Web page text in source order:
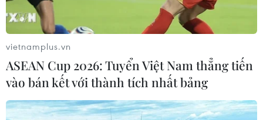
Đồng Tháp phấn đấu trở thành tỉnh có
vietnamplus.vn
ASEAN Cup 2026: Tuyển Việt Nam thẳng tiến
vào bán kết với thành tích nhất bảng